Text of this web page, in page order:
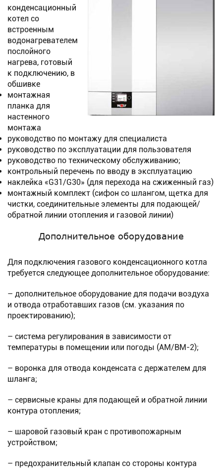
конденсационный
котел со
встроенным
водонагревателем
послойного
нагрева, готовый
к подключению, в
обшивке
монтажная
планка для
настенного
монтажа
руководство по монтажу для специалиста
руководство по эксплуатации для пользователя
руководство по техническому обслуживанию;
контрольный перечень по вводу в эксплуатацию
наклейка «G31/G30» (для перехода на сжиженный газ)
монтажный комплект (сифон со шлангом, щетка для
чистки, соединительные элементы для подающей/
обратной линии отопления и газовой линии)
Дополнительное оборудование
Для подключения газового конденсационного котла
требуется следующее дополнительное оборудование:
– дополнительное оборудование для подачи воздуха
и отвода отработавших газов (см. указания по
проектированию);
– система регулирования в зависимости от
температуры в помещении или погоды (AM/BM-2);
– воронка для отвода конденсата с держателем для
шланга;
– сервисные краны для подающей и обратной линии
контура отопления;
– шаровой газовый кран с противопожарным
устройством;
– предохранительный клапан со стороны контура